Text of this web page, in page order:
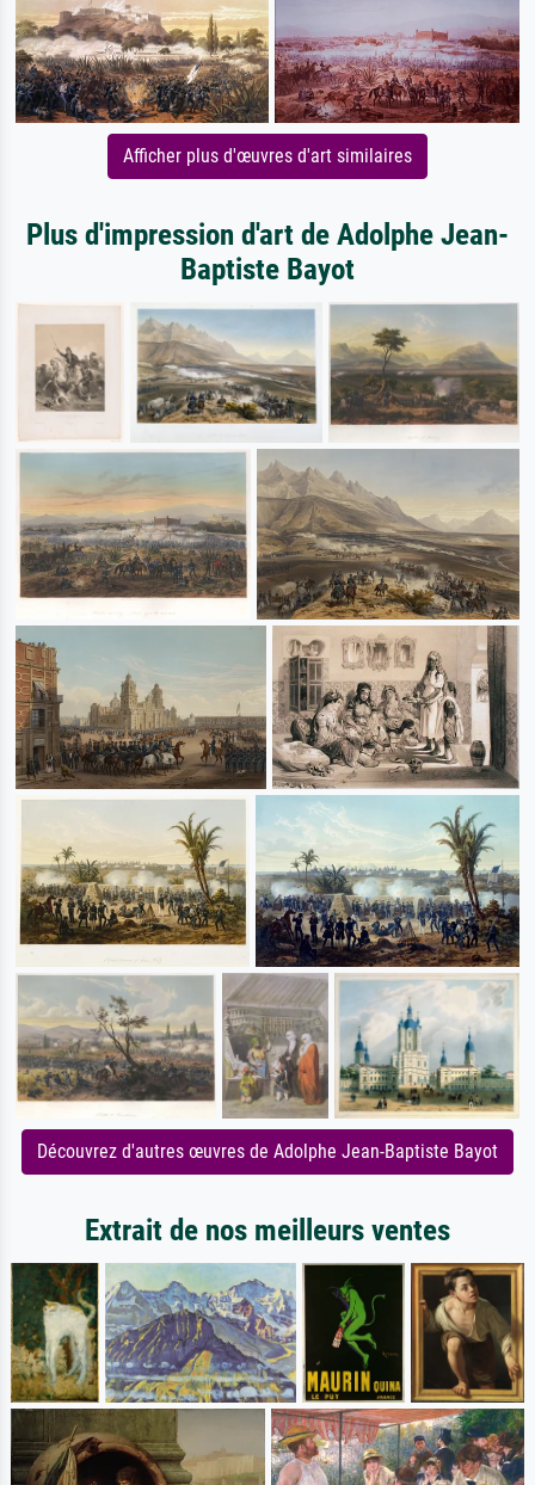
Afficher plus d'œuvres d'art similaires
Plus d'impression d'art de Adolphe Jean-
Baptiste Bayot
Découvrez d'autres œuvres de Adolphe Jean-Baptiste Bayot
Extrait de nos meilleurs ventes